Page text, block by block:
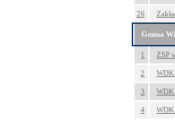
26
Gmina
1 ZSP
2
3 WDK
4